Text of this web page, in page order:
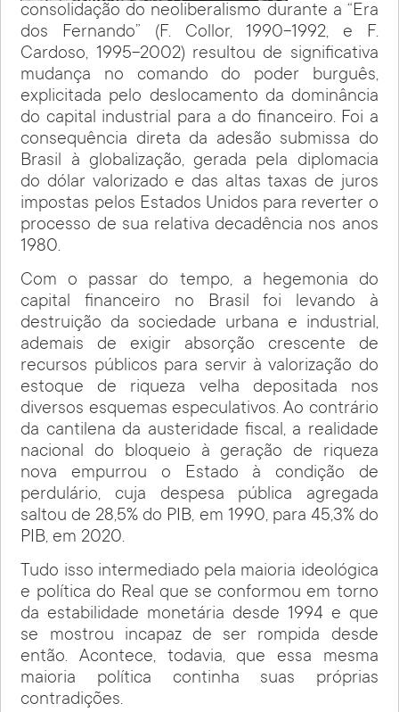
consolidação do neoliberalismo durante a “Era
dos Fernando” (F. Collor, 1990-1992, e F.
Cardoso, 1995-2002) resultou de significativa
mudança no comando do poder burguês,
explicitada pelo deslocamento da dominância
do capital industrial para a do financeiro. Foi a
consequência direta da adesão submissa do
Brasil à globalização, gerada pela diplomacia
do dólar valorizado e das altas taxas de juros
impostas pelos Estados Unidos para reverter o
processo de sua relativa decadência nos anos
1980.
Com o passar do tempo, a hegemonia do
capital financeiro no Brasil foi levando à
destruição da sociedade urbana e industrial,
ademais de exigir absorção crescente de
recursos públicos para servir à valorização do
estoque de riqueza velha depositada nos
diversos esquemas especulativos. Ao contrário
da cantilena da austeridade fiscal, a realidade
nacional do bloqueio à geração de riqueza
nova empurrou o Estado à condição de
perdulário, cuja despesa pública agregada
saltou de 28,5% do PIB, em 1990, para 45,3% do
PIB, em 2020.
Tudo isso intermediado pela maioria ideológica
e política do Real que se conformou em torno
da estabilidade monetária desde 1994 e que
se mostrou incapaz de ser rompida desde
então. Acontece, todavia, que essa mesma
maioria política continha suas próprias
contradições.